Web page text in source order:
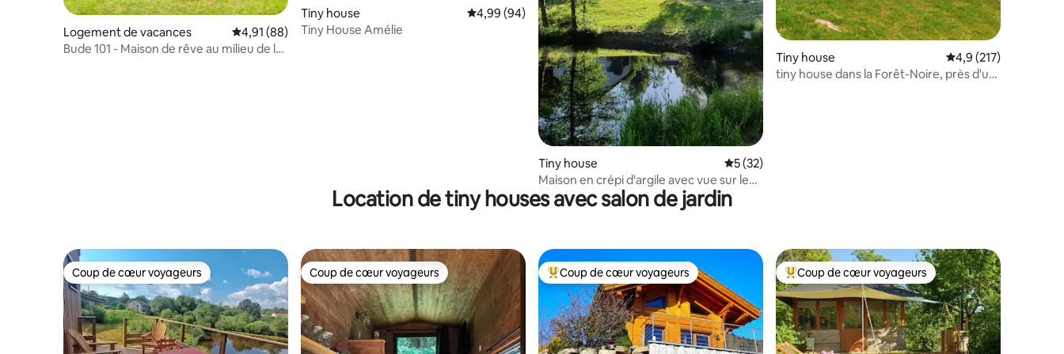
Logement de vacances Évaluation moyenne sur la base de 88 commentaires : 4,91 sur 5
4,91 (88)
Bude 101 - Maison de rêve au milieu de la
Tiny house Évaluation moyenne sur la base de 94 commentaires : 4,99 sur 5
4,99 (94)
Tiny House Amélie
Tiny house Évaluation moyenne sur la base de 32 commentaires : 5 sur 5
5 (32)
Maison en crépi d'argile avec vue sur le
lac de baignade naturel
Tiny house Évaluation moyenne
4,9 (217)
tiny house dans la Forêt-Noire, près d'un
Location de tiny houses avec salon de jardin
Coup de cœur voyageurs
Coup de cœur voyageurs Coup de cœur voyageurs
Coup de cœur voyageurs Coups de cœur voyageurs les plus appréciés
Coup de cœur voyageurs Coups de cœur voyageurs les plus appréciés
Coup de cœur voyageurs